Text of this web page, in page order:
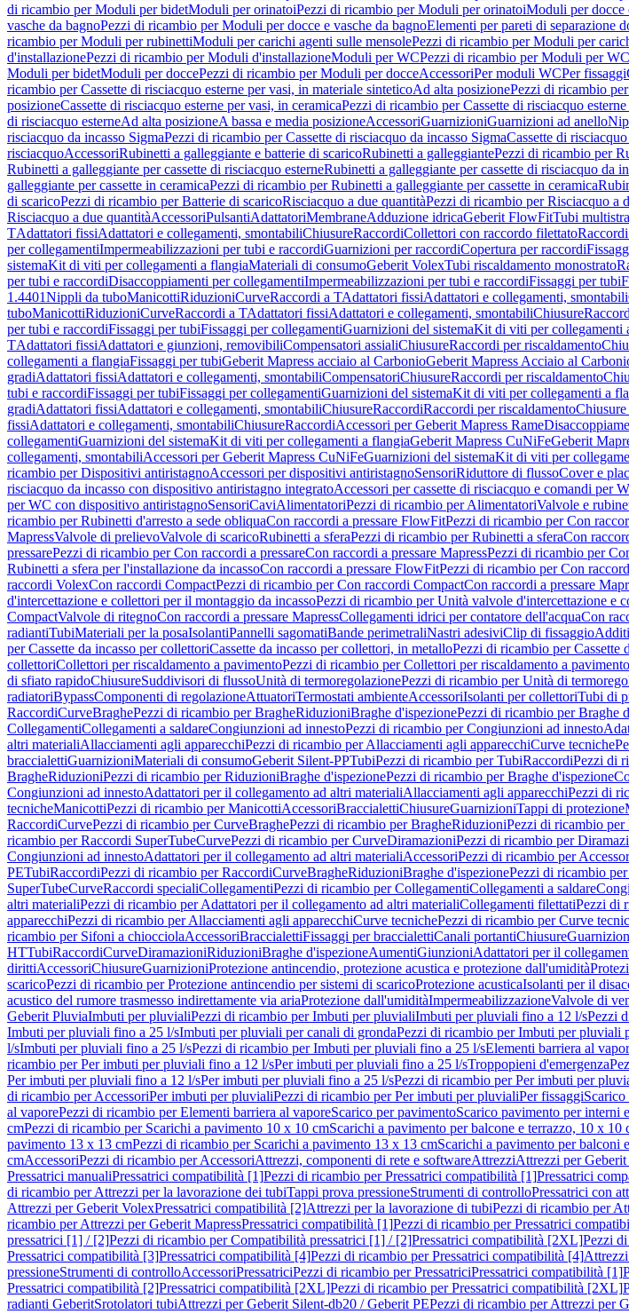
di ricambio per Moduli per bidetModuli per orinatoiPezzi di ricambio per Moduli per orinatoiModuli per docce
vasche da bagnoPezzi di ricambio per Moduli per docce e vasche da bagnoElementi per pareti di separazione
ricambio per Moduli per rubinettiModuli per carichi agenti sulle mensolePezzi di ricambio per Moduli per
d'installazionePezzi di ricambio per Moduli d'installazioneModuli per WCPezzi di ricambio per Moduli per WC
Moduli per bidetModuli per doccePezzi di ricambio per Moduli per docceAccessoriPer moduli WCPer fissaggi
ricambio per Cassette di risciacquo esterne per vasi, in materiale sinteticoAd alta posizionePezzi di ricambio
posizioneCassette di risciacquo esterne per vasi, in ceramicaPezzi di ricambio per Cassette di risciacquo
di risciacquo esterneAd alta posizioneA bassa e media posizioneAccessoriGuarnizioniGuarnizioni ad anello
risciacquo da incasso SigmaPezzi di ricambio per Cassette di risciacquo da incasso SigmaCassette di
risciacquoAccessoriRubinetti a galleggiante e batterie di scaricoRubinetti a galleggiantePezzi di ricambio per
Rubinetti a galleggiante per cassette di risciacquo esterneRubinetti a galleggiante per cassette di risciacquo da
galleggiante per cassette in ceramicaPezzi di ricambio per Rubinetti a galleggiante per cassette in ceramica
di scaricoPezzi di ricambio per Batterie di scaricoRisciacquo a due quantitàPezzi di ricambio per Risciacquo a
Risciacquo a due quantitàAccessoriPulsantiAdattatoriMembraneAdduzione idricaGeberit FlowFitTubi
TAdattatori fissiAdattatori e collegamenti, smontabiliChiusureRaccordiCollettori con raccordo filettato
per collegamentiImpermeabilizzazioni per tubi e raccordiGuarnizioni per raccordiCopertura per raccordi
sistemaKit di viti per collegamenti a flangiaMateriali di consumoGeberit VolexTubi riscaldamento monostrato
per tubi e raccordiDisaccoppiamenti per collegamentiImpermeabilizzazioni per tubi e raccordiFissaggi per tubi
1.4401Nippli da tuboManicottiRiduzioniCurveRaccordi a TAdattatori fissiAdattatori e collegamenti, smontabili
tuboManicottiRiduzioniCurveRaccordi a TAdattatori fissiAdattatori e collegamenti, smontabiliChiusure
per tubi e raccordiFissaggi per tubiFissaggi per collegamentiGuarnizioni del sistemaKit di viti per collegamenti
TAdattatori fissiAdattatori e giunzioni, removibiliCompensatori assialiChiusureRaccordi per riscaldamento
collegamenti a flangiaFissaggi per tubiGeberit Mapress acciaio al CarbonioGeberit Mapress Acciaio al
gradiAdattatori fissiAdattatori e collegamenti, smontabiliCompensatoriChiusureRaccordi per riscaldamento
tubi e raccordiFissaggi per tubiFissaggi per collegamentiGuarnizioni del sistemaKit di viti per collegamenti a
gradiAdattatori fissiAdattatori e collegamenti, smontabiliChiusureRaccordiRaccordi per riscaldamento
fissiAdattatori e collegamenti, smontabiliChiusureRaccordiAccessori per Geberit Mapress Rame
collegamentiGuarnizioni del sistemaKit di viti per collegamenti a flangiaGeberit Mapress CuNiFeGeberit
collegamenti, smontabiliAccessori per Geberit Mapress CuNiFeGuarnizioni del sistemaKit di viti per
ricambio per Dispositivi antiristagnoAccessori per dispositivi antiristagnoSensoriRiduttore di flussoCover e
risciacquo da incasso con dispositivo antiristagno integratoAccessori per cassette di risciacquo e comandi per
per WC con dispositivo antiristagnoSensoriCaviAlimentatoriPezzi di ricambio per AlimentatoriValvole e
ricambio per Rubinetti d'arresto a sede obliquaCon raccordi a pressare FlowFitPezzi di ricambio per Con
MapressValvole di prelievoValvole di scaricoRubinetti a sferaPezzi di ricambio per Rubinetti a sferaCon
pressarePezzi di ricambio per Con raccordi a pressareCon raccordi a pressare MapressPezzi di ricambio per
Rubinetti a sfera per l'installazione da incassoCon raccordi a pressare FlowFitPezzi di ricambio per Con
raccordi VolexCon raccordi CompactPezzi di ricambio per Con raccordi CompactCon raccordi a pressare
d'intercettazione e collettori per il montaggio da incassoPezzi di ricambio per Unità valvole d'intercettazione e
CompactValvole di ritegnoCon raccordi a pressare MapressCollegamenti idrici per contatore dell'acquaCon
radiantiTubiMateriali per la posaIsolantiPannelli sagomatiBande perimetraliNastri adesiviClip di fissaggio
per Cassette da incasso per collettoriCassette da incasso per collettori, in metalloPezzi di ricambio per Cassette
collettoriCollettori per riscaldamento a pavimentoPezzi di ricambio per Collettori per riscaldamento a pavimento
di sfiato rapidoChiusureSuddivisori di flussoUnità di termoregolazionePezzi di ricambio per Unità di
radiatoriBypassComponenti di regolazioneAttuatoriTermostati ambienteAccessoriIsolanti per collettoriTubi di
RaccordiCurveBraghePezzi di ricambio per BragheRiduzioniBraghe d'ispezionePezzi di ricambio per Braghe
CollegamentiCollegamenti a saldareCongiunzioni ad innestoPezzi di ricambio per Congiunzioni ad innesto
altri materialiAllacciamenti agli apparecchiPezzi di ricambio per Allacciamenti agli apparecchiCurve tecniche
braccialettiGuarnizioniMateriali di consumoGeberit Silent-PPTubiPezzi di ricambio per TubiRaccordiPezzi di
BragheRiduzioniPezzi di ricambio per RiduzioniBraghe d'ispezionePezzi di ricambio per Braghe d'ispezione
Congiunzioni ad innestoAdattatori per il collegamento ad altri materialiAllacciamenti agli apparecchiPezzi di
tecnicheManicottiPezzi di ricambio per ManicottiAccessoriBraccialettiChiusureGuarnizioniTappi di protezione
RaccordiCurvePezzi di ricambio per CurveBraghePezzi di ricambio per BragheRiduzioniPezzi di ricambio
ricambio per Raccordi SuperTubeCurvePezzi di ricambio per CurveDiramazioniPezzi di ricambio per
Congiunzioni ad innestoAdattatori per il collegamento ad altri materialiAccessoriPezzi di ricambio per
PETubiRaccordiPezzi di ricambio per RaccordiCurveBragheRiduzioniBraghe d'ispezionePezzi di ricambio
SuperTubeCurveRaccordi specialiCollegamentiPezzi di ricambio per CollegamentiCollegamenti a saldare
altri materialiPezzi di ricambio per Adattatori per il collegamento ad altri materialiCollegamenti filettatiPezzi di
apparecchiPezzi di ricambio per Allacciamenti agli apparecchiCurve tecnichePezzi di ricambio per Curve
ricambio per Sifoni a chiocciolaAccessoriBraccialettiFissaggi per braccialettiCanali portantiChiusure
HTTubiRaccordiCurveDiramazioniRiduzioniBraghe d'ispezioneAumentiGiunzioniAdattatori per il
dirittiAccessoriChiusureGuarnizioniProtezione antincendio, protezione acustica e protezione dall'umidità
scaricoPezzi di ricambio per Protezione antincendio per sistemi di scaricoProtezione acusticaIsolanti per il
acustico del rumore trasmesso indirettamente via ariaProtezione dall'umiditàImpermeabilizzazioneValvole di
Geberit PluviaImbuti per pluvialiPezzi di ricambio per Imbuti per pluvialiImbuti per pluviali fino a 12 l/sPezzi
Imbuti per pluviali fino a 25 l/sImbuti per pluviali per canali di grondaPezzi di ricambio per Imbuti per pluviali
l/sImbuti per pluviali fino a 25 l/sPezzi di ricambio per Imbuti per pluviali fino a 25 l/sElementi barriera al
ricambio per Per imbuti per pluviali fino a 12 l/sPer imbuti per pluviali fino a 25 l/sTroppopieni d'emergenza
Per imbuti per pluviali fino a 12 l/sPer imbuti per pluviali fino a 25 l/sPezzi di ricambio per Per imbuti per
di ricambio per AccessoriPer imbuti per pluvialiPezzi di ricambio per Per imbuti per pluvialiPer fissaggi
al vaporePezzi di ricambio per Elementi barriera al vaporeScarico per pavimentoScarico pavimento per interni
cmPezzi di ricambio per Scarichi a pavimento 10 x 10 cmScarichi a pavimento per balcone e terrazzo, 10 x 10
pavimento 13 x 13 cmPezzi di ricambio per Scarichi a pavimento 13 x 13 cmScarichi a pavimento per balconi
cmAccessoriPezzi di ricambio per AccessoriAttrezzi, componenti di rete e softwareAttrezziAttrezzi per
Pressatrici manualiPressatrici compatibilità [1]Pezzi di ricambio per Pressatrici compatibilità [1]Pressatrici
di ricambio per Attrezzi per la lavorazione dei tubiTappi prova pressioneStrumenti di controlloPressatrici con
Attrezzi per Geberit VolexPressatrici compatibilità [2]Attrezzi per la lavorazione di tubiPezzi di ricambio per
ricambio per Attrezzi per Geberit MapressPressatrici compatibilità [1]Pezzi di ricambio per Pressatrici
pressatrici [1] / [2]Pezzi di ricambio per Compatibilità pressatrici [1] / [2]Pressatrici compatibilità [2XL]Pezzi
Pressatrici compatibilità [3]Pressatrici compatibilità [4]Pezzi di ricambio per Pressatrici compatibilità [4]
pressioneStrumenti di controlloAccessoriPressatriciPezzi di ricambio per PressatriciPressatrici compatibilità [1]
Pressatrici compatibilità [2]Pressatrici compatibilità [2XL]Pezzi di ricambio per Pressatrici compatibilità [2XL]
radianti GeberitSrotolatori tubiAttrezzi per Geberit Silent-db20 / Geberit PEPezzi di ricambio per Attrezzi per